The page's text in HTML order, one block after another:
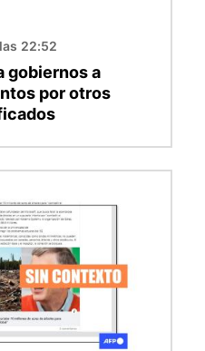
22:52
gobiernos a
por otros